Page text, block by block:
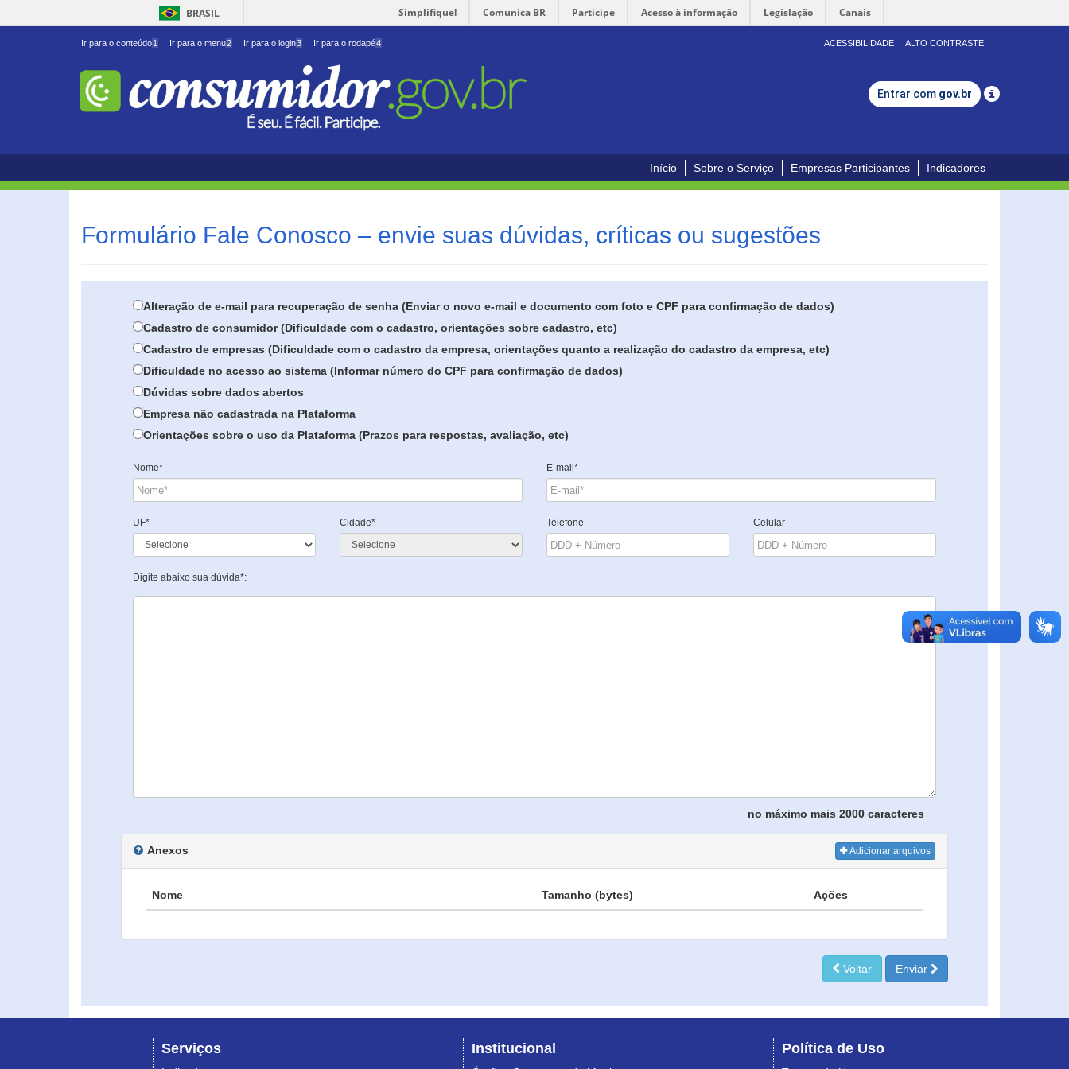
BRASIL Simplifique! Comunica BR Participe Acesso à informação Legislação Canais
Ir para o conteúdo1 Ir para o menu2 Ir para o login3 Ir para o rodapé4 ACESSIBILIDADE ALTO CONTRASTE
Entrar com gov.br
Início Sobre o Serviço Empresas Participantes Indicadores
Formulário Fale Conosco – envie suas dúvidas, críticas ou sugestões
Alteração de e-mail para recuperação de senha (Enviar o novo e-mail e documento com foto e CPF para confirmação de dados)
Cadastro de consumidor (Dificuldade com o cadastro, orientações sobre cadastro, etc)
Cadastro de empresas (Dificuldade com o cadastro da empresa, orientações quanto a realização do cadastro da empresa, etc)
Dificuldade no acesso ao sistema (Informar número do CPF para confirmação de dados)
Dúvidas sobre dados abertos
Empresa não cadastrada na Plataforma
Orientações sobre o uso da Plataforma (Prazos para respostas, avaliação, etc)
Nome* E-mail*
UF* Cidade* Telefone Celular
Digite abaixo sua dúvida*:
no máximo mais 2000 caracteres
Anexos Adicionar arquivos
Nome Tamanho (bytes) Ações
Voltar Enviar
Serviços Institucional Política de Uso